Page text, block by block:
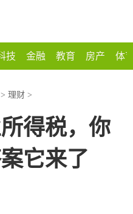
技 金融 教育 房产 体
> 理财 >
得税，你
它来了